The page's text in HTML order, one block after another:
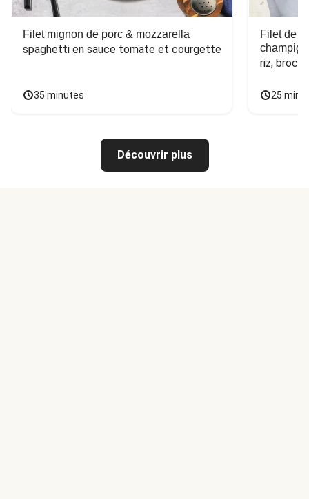
Filet mignon de porc & mozzarella
spaghetti en sauce tomate et courgette
35 minutes
Filet de
riz,
25
Découvrir plus